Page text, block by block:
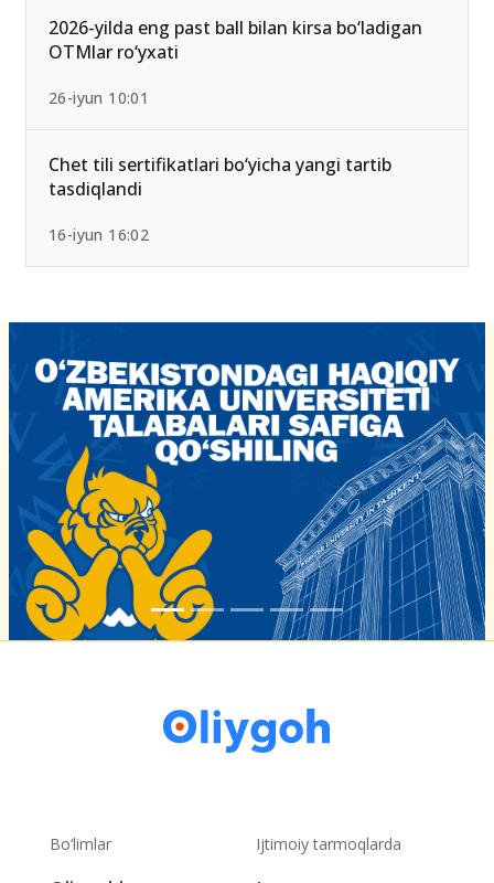
2026-yilda eng past ball bilan kirsa bo‘ladigan
OTMlar ro‘yxati
26-iyun 10:01
Chet tili sertifikatlari bo‘yicha yangi tartib
tasdiqlandi
16-iyun 16:02
Bo‘limlar Ijtimoiy tarmoqlarda